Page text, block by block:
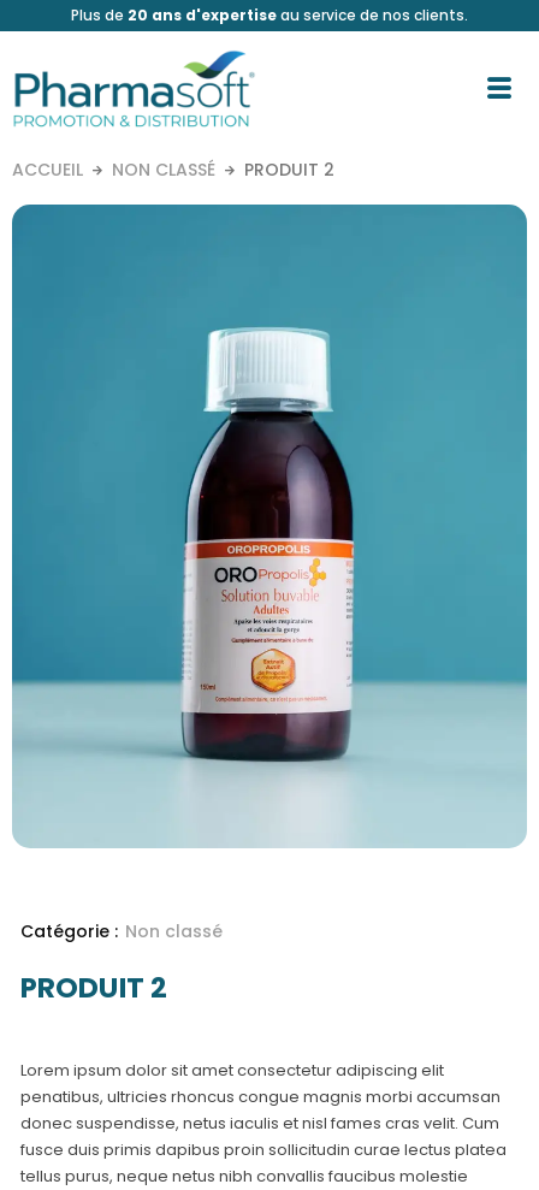
contenu
Plus de 20 ans d'expertiseau service de nos clients.
ACCUEIL NON CLASSÉ PRODUIT 2
Catégorie : Non classé
PRODUIT 2
Lorem ipsum dolor sit amet consectetur adipiscing elit
penatibus, ultricies rhoncus congue magnis morbi accumsan
donec suspendisse, netus iaculis et nisl fames cras velit. Cum
fusce duis primis dapibus proin sollicitudin curae lectus platea
tellus purus, neque netus nibh convallis faucibus molestie